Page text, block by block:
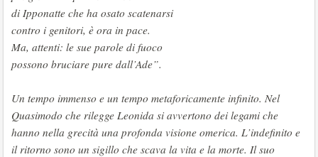
di Ipponatte che ha osato scatenarsi
contro i genitori, è ora in pace.
Ma, attenti: le sue parole di fuoco
possono bruciare pure dall’Ade”.
Un tempo immenso e un tempo metaforicamente infinito. Nel
Quasimodo che rilegge Leonida si avvertono dei legami che
hanno nella grecità una profonda visione omerica. L’indefinito e
il ritorno sono un sigillo che scava la vita e la morte. Il suo